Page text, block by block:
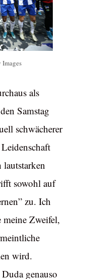
als
Samstag
schwächerer
sowohl auf
zu. Ich
Zweifel,
wird.
genauso